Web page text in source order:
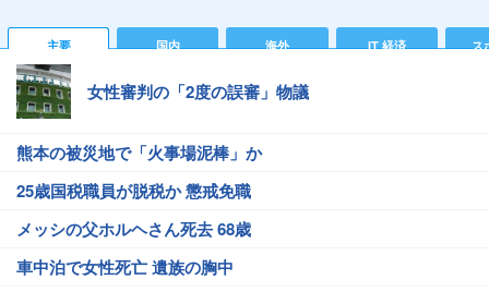
主要 国内 海外 IT 経済 ス
女性審判の「2度の誤審」物議
熊本の被災地で「火事場泥棒」か
25歳国税職員が脱税か 懲戒免職
メッシの父ホルヘさん死去 68歳
車中泊で女性死亡 遺族の胸中